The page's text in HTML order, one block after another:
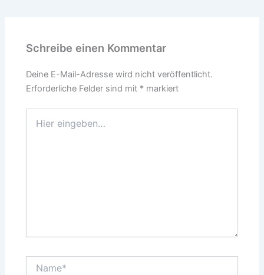
Schreibe einen Kommentar
Deine E-Mail-Adresse wird nicht veröffentlicht.
Erforderliche Felder sind mit * markiert
eingeben…